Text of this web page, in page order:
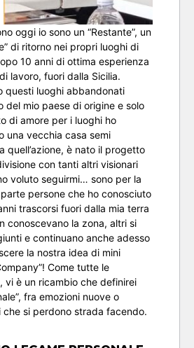
oggi io sono un “Restante”, un
di ritorno nei propri luoghi di
10 anni di ottima esperienza
lavoro, fuori dalla Sicilia.
questi luoghi abbandonati
del mio paese di origine e solo
di amore per i luoghi ho
una vecchia casa semi
quell’azione, è nato il progetto
con tanti altri visionari
voluto seguirmi… sono per la
persone che ho conosciuto
trascorsi fuori dalla mia terra
conoscevano la zona, altri si
e continuano anche adesso
la nostra idea di mini
Come tutte le
vi è un ricambio che definirei
fra emozioni nuove o
che si perdono strada facendo.